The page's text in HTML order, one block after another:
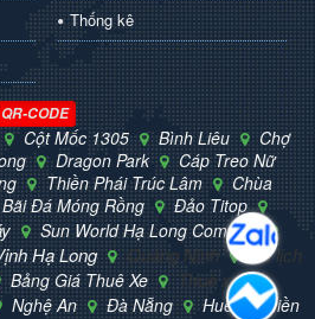
Thống kê
QR-CODE
Cột Mốc 1305 Bình Liêu
Chợ
Dragon Park
Cáp Treo Nữ
Thiền Phái Trúc Lâm
Chùa
Bãi Đá Móng Rồng
Đảo Titop
Sun World Hạ Long Complex
Hạ Long Quảng Ninh
Du lịch
Bảng Giá Thuê Xe
Thuê xe
Nghệ An Đà Nẵng Huế
Miền